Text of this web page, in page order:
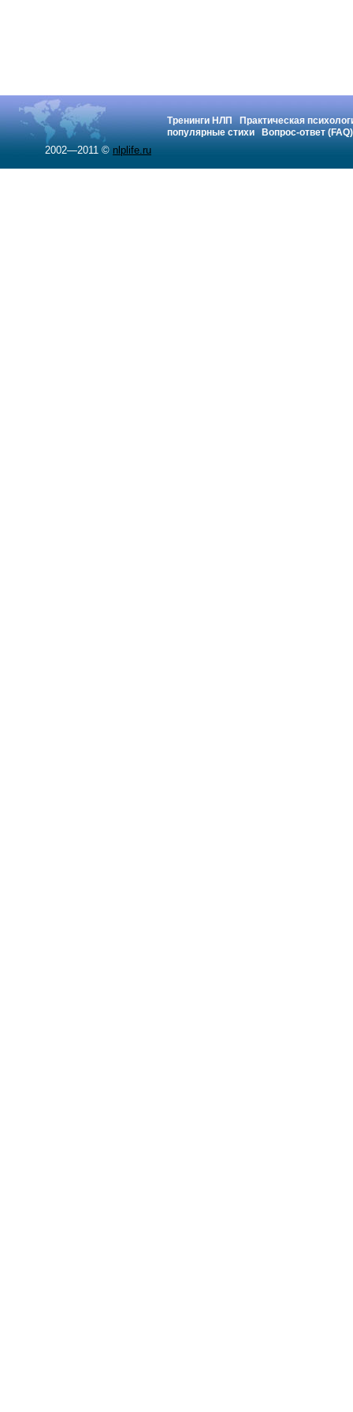
Тренинги НЛП
Практическая
популярные стихи
Вопрос-ответ (FAQ)
2002—2011 © nlplife.ru